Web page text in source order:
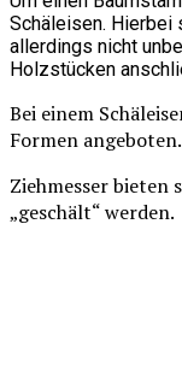
Schäleisen. Hierbei
allerdings nicht
Holzstücken
Bei einem
Formen
Ziehmesser bieten
„geschält“ werden.